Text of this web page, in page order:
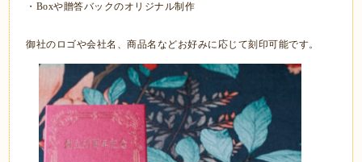
・Boxや贈答バックのオリジナル制作
御社のロゴや会社名、商品名などお好みに応じて刻印可能です。